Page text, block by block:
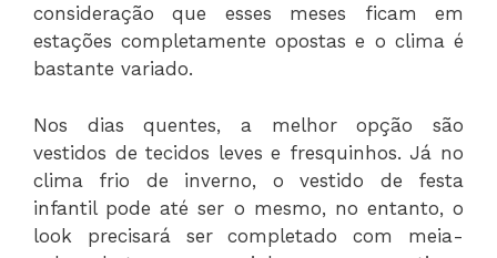
consideração que esses meses ficam em
estações completamente opostas e o clima é
bastante variado.
Nos dias quentes, a melhor opção são
vestidos de tecidos leves e fresquinhos. Já no
clima frio de inverno, o vestido de festa
infantil pode até ser o mesmo, no entanto, o
look precisará ser completado com meia-